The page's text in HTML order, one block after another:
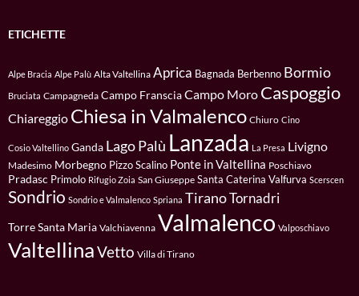
ETICHETTE
Alpe Bracia Alpe Palù Alta Valtellina Aprica Bagnada Berbenno Bormio
Bruciata Campagneda Campo FransciaCampo Moro Caspoggio
Chiareggio Chiesa in Valmalenco Chiuro Cino
Cosio Valtellino Ganda Lago Palù Lanzada La Presa Livigno
Madesimo Morbegno Pizzo Scalino Ponte in Valtellina Poschiavo
Pradasc Primolo Rifugio Zoia San Giuseppe Santa Caterina Valfurva Scerscen
Sondrio Sondrio e Valmalenco Spriana TiranoTornadri
Torre Santa Maria Valchiavenna Valmalenco Valposchiavo
ValtellinaVetto Villa di Tirano